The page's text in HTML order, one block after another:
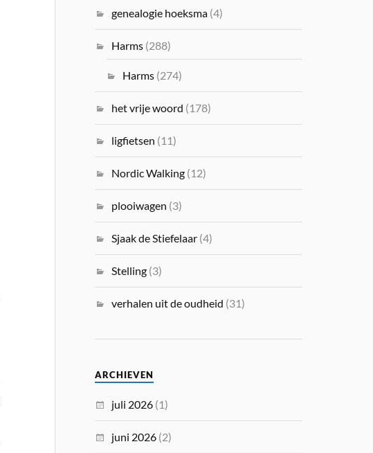
genealogie hoeksma (4)
Harms (288)
Harms (274)
het vrije woord (178)
ligfietsen (11)
Nordic Walking (12)
plooiwagen (3)
Sjaak de Stiefelaar (4)
Stelling (3)
verhalen uit de oudheid (31)
ARCHIEVEN
juli 2026 (1)
juni 2026 (2)